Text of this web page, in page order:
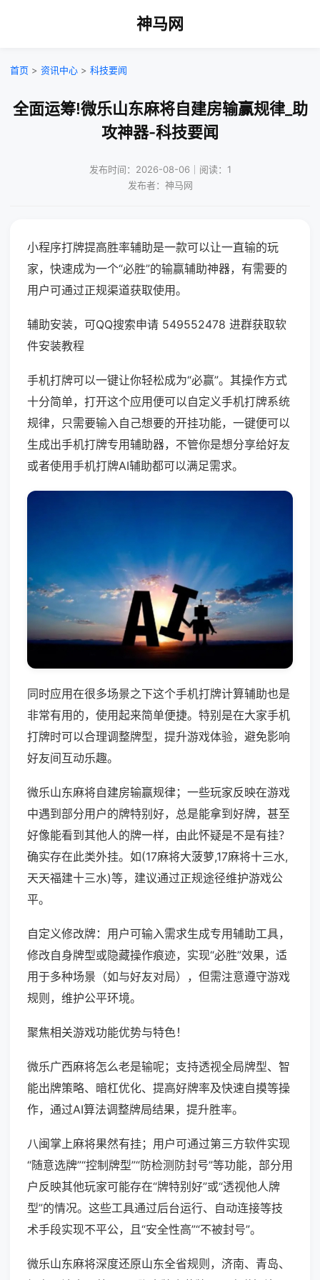
神马网
首页 > 资讯中心 > 科技要闻
全面运筹!微乐山东麻将自建房输赢规律_助
攻神器-科技要闻
发布时间：2026-08-06｜阅读：1
发布者：神马网
小程序打牌提高胜率辅助是一款可以让一直输的玩
家，快速成为一个“必胜”的输赢辅助神器，有需要的
用户可通过正规渠道获取使用。
辅助安装，可QQ搜索申请 549552478 进群获取软
件安装教程
手机打牌可以一键让你轻松成为“必赢”。其操作方式
十分简单，打开这个应用便可以自定义手机打牌系统
规律，只需要输入自己想要的开挂功能，一键便可以
生成出手机打牌专用辅助器，不管你是想分享给好友
或者使用手机打牌AI辅助都可以满足需求。
同时应用在很多场景之下这个手机打牌计算辅助也是
非常有用的，使用起来简单便捷。特别是在大家手机
打牌时可以合理调整牌型，提升游戏体验，避免影响
好友间互动乐趣。
微乐山东麻将自建房输赢规律；一些玩家反映在游戏
中遇到部分用户的牌特别好，总是能拿到好牌，甚至
好像能看到其他人的牌一样，由此怀疑是不是有挂？
确实存在此类外挂。如(17麻将大菠萝,17麻将十三水,
天天福建十三水)等，建议通过正规途径维护游戏公
平。
自定义修改牌：用户可输入需求生成专用辅助工具，
修改自身牌型或隐藏操作痕迹，实现“必胜”效果，适
用于多种场景（如与好友对局），但需注意遵守游戏
规则，维护公平环境。
聚焦相关游戏功能优势与特色！
微乐广西麻将怎么老是输呢；支持透视全局牌型、智
能出牌策略、暗杠优化、提高好牌率及快速自摸等操
作，通过AI算法调整牌局结果，提升胜率。
八闽掌上麻将果然有挂；用户可通过第三方软件实现
“随意选牌”“控制牌型”“防检测防封号”等功能，部分用
户反映其他玩家可能存在“牌特别好”或“透视他人牌
型”的情况。这些工具通过后台运行、自动连接等技
术手段实现不平公，且“安全性高”“不被封号”。
微乐山东麻将深度还原山东全省规则，济南、青岛、